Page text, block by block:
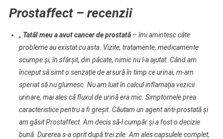
Prostaffect – recenzii
„ Tatăl meu a avut cancer de prostată– îmi amintesc câte
probleme au existat cu asta. Vizite, tratamente, medicamente
scumpe și, în sfârșit, din păcate, nimic nu l-a ajutat. Când am
început să simt o senzație de arsură în timp ce urinai, m-am
speriat să nu glumesc. Nu am luat în calcul inflamația vezicii
urinare, mai ales că fluxul de urină era mic. Simptomele prea
caracteristice pentru a fi greșit. Căutam un agent anti-prostată și
am găsit Prostaffect. Am decis să-l cumpăr și a fost o decizie
bună. Durerea s-a oprit după trei zile. Am ales capsulele complet,